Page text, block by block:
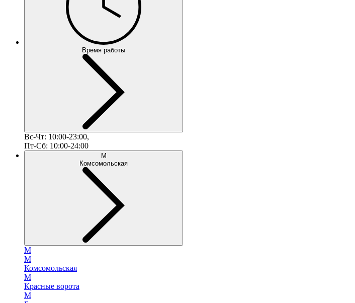
Время работы
Вс-Чт: 10:00-23:00,
Пт-Сб: 10:00-24:00
М
Комсомольская
М
М
Комсомольская
М
Красные ворота
М